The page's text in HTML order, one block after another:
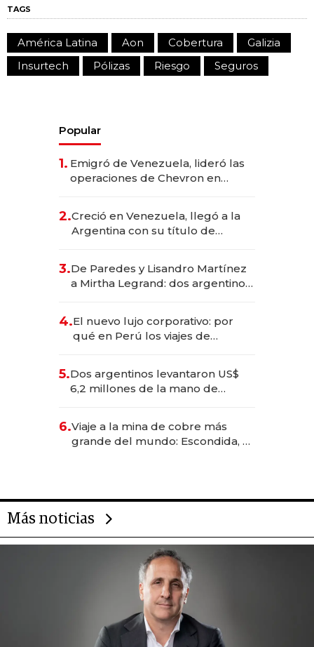
TAGS
América Latina Aon Cobertura
Galizia
Insurtech
Pólizas Riesgo Seguros
Popular
1. Emigró de Venezuela, lideró las
operaciones de Chevron en
2.Creció en Venezuela, llegó a la
Argentina con su título de
las marcas "fast premium"
3.De Paredes y Lisandro Martínez
a Mirtha Legrand: dos argentinos
4.El nuevo lujo corporativo: por
qué en Perú los viajes de
para convertirse en experiencias
transformadoras
5.Dos argentinos levantaron US$
6,2 millones de la mano de
6.Viaje a la mina de cobre más
grande del mundo: Escondida, el
Más noticias